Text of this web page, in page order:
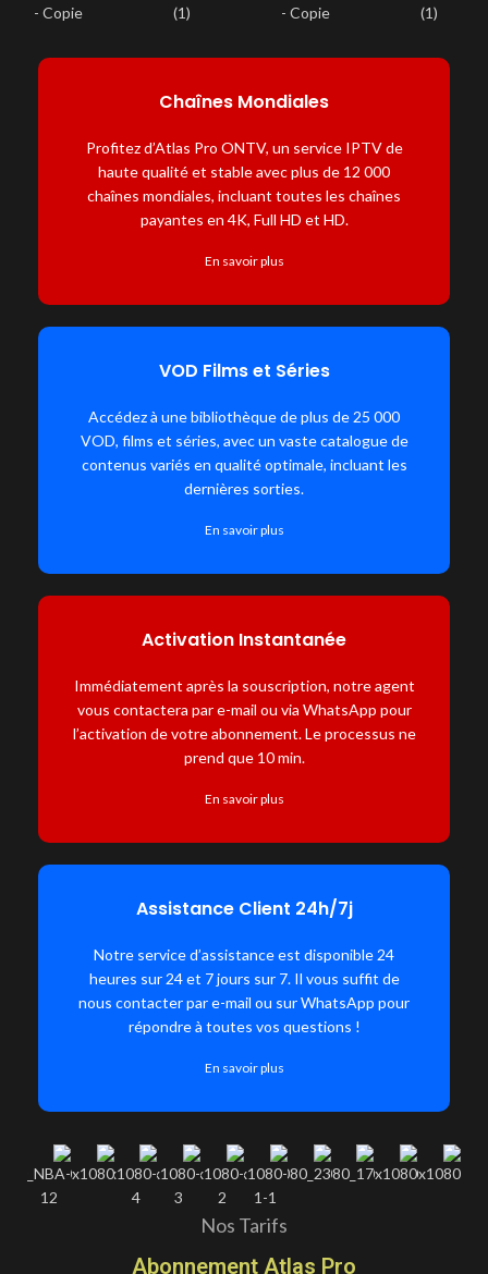
Chaînes Mondiales
Profitez d’Atlas Pro ONTV, un service IPTV de
haute qualité et stable avec plus de 12 000
chaînes mondiales, incluant toutes les chaînes
payantes en 4K, Full HD et HD.
En savoir plus
VOD Films et Séries
Accédez à une bibliothèque de plus de 25 000
VOD, films et séries, avec un vaste catalogue de
contenus variés en qualité optimale, incluant les
dernières sorties.
En savoir plus
Activation Instantanée
Immédiatement après la souscription, notre agent
vous contactera par e-mail ou via WhatsApp pour
l’activation de votre abonnement. Le processus ne
prend que 10 min.
En savoir plus
Assistance Client 24h/7j
Notre service d’assistance est disponible 24
heures sur 24 et 7 jours sur 7. Il vous suffit de
nous contacter par e-mail ou sur WhatsApp pour
répondre à toutes vos questions !
En savoir plus
Nos Tarifs
Abonnement Atlas Pro